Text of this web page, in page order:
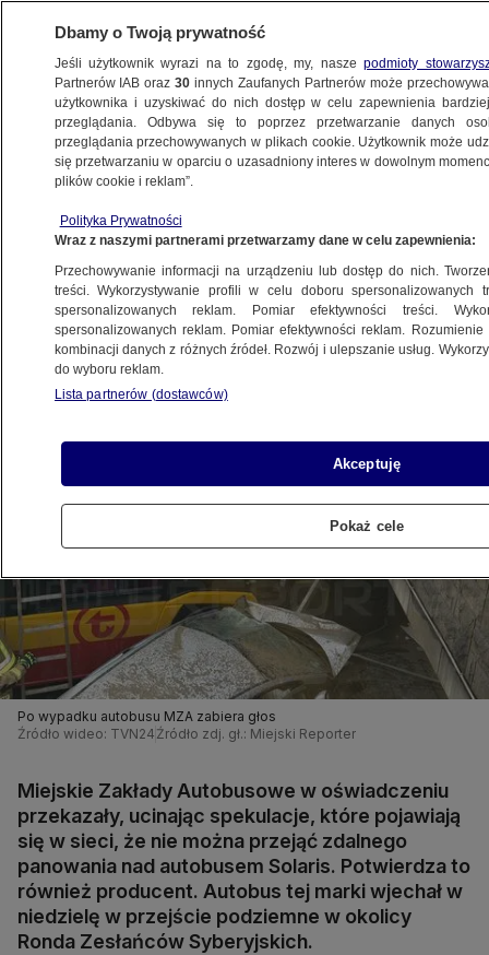
WARSZAWA
OCHOTA
po wypadku
Oprac.Alicja Glinianowicz
6.07.2026, 13:38
Posłuchaj artykułu
Czyta lektor AI
Po wypadku autobusu MZA zabiera głos
Źródło wideo: TVN24 Źródło zdj. gł.: Miejski Reporter
Miejskie Zakłady Autobusowe w oświadczeniu
przekazały, ucinając spekulacje, które pojawiają
się w sieci, że nie można przejąć zdalnego
panowania nad autobusem Solaris. Potwierdza to
również producent. Autobus tej marki wjechał w
niedzielę w przejście podziemne w okolicy
Ronda Zesłańców Syberyjskich.
Dbamy o Twoją prywatność
Jeśli użytkownik wyrazi na to zgodę, my, naszepodmioty
Partnerów IAB oraz30 innych Zaufanych Partnerów może
użytkownika i uzyskiwać do nich dostęp w celu zapewnienia
przeglądania. Odbywa się to poprzez przetwarzanie danych
przeglądania przechowywanych w plikach cookie. Użytkownik może
się przetwarzaniu w oparciu o uzasadniony interes w dowolnym
plików cookie i reklam”.
Polityka Prywatności
Wraz z naszymi partnerami przetwarzamy dane w celu zapewnienia:
Przechowywanie informacji na urządzeniu lub dostęp do nich.
treści. Wykorzystywanie profili w celu doboru spersonalizowanych
spersonalizowanych reklam. Pomiar efektywności treści.
spersonalizowanych reklam. Pomiar efektywności reklam.
kombinacji danych z różnych źródeł. Rozwój i ulepszanie usług.
do wyboru reklam.
Lista partnerów (dostawców)
Akceptuję
Pokaż cele